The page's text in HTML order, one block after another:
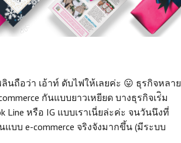
นถือว่า เอ้าท์ ดับไฟให้เลยค่ะ 😛 ธุรกิจหลาย
กันแบบยาวเหยียด บางธุรกิจเร่ิม
Line หรือ IG แบบเราเนี่ยล่ะค่ะ จนวันนึงที่
บบ e-commerce จริงจังมากขึ้น (มีระบบ